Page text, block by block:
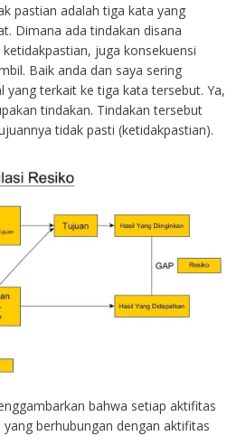
pastian adalah tiga kata yang
Dimana ada tindakan disana
juga konsekuensi
Baik anda dan saya sering
yang terkait ke tiga kata tersebut. Ya,
tindakan. Tindakan tersebut
tidak pasti (ketidakpastian).
bahwa setiap aktifitas
berhubungan dengan aktifitas